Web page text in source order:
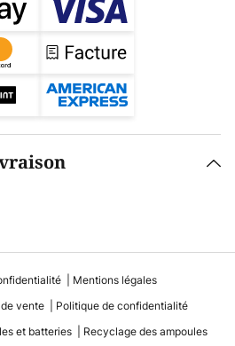
Mentions légales
vente
Politique de confidentialité
et batteries
Recyclage des ampoules